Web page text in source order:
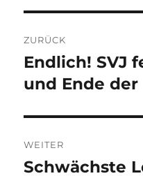
ZURÜCK
Vorheriger
Beitrag:
Endlich! SVJ
und Ende
WEITER
Nächster
Schwächste